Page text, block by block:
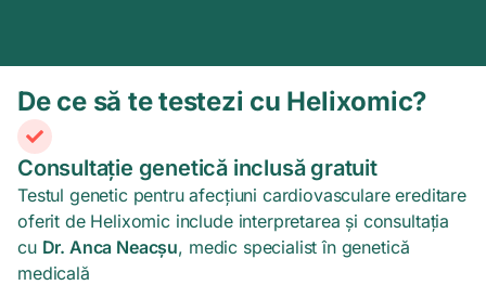
De ce să te testezi cu Helixomic?
Consultație genetică inclusă gratuit
Testul genetic pentru afecțiuni cardiovasculare ereditare
oferit de Helixomic include interpretarea și consultația
cu Dr. Anca Neacșu, medic specialist în genetică
medicală